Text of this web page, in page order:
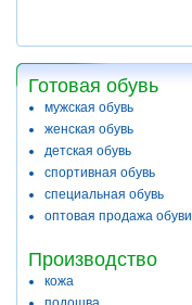
Готовая обувь
мужская обувь
женская обувь
детская обувь
спортивная обувь
специальная обувь
оптовая продажа обуви
Производство
кожа